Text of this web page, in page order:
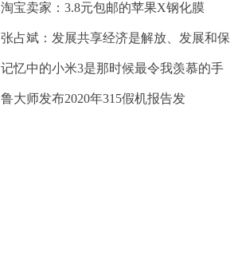
淘宝卖家：3.8元包邮的苹果X钢化膜
张占斌：发展共享经济是解放、发展和保
记忆中的小米3是那时候最令我羡慕的手
鲁大师发布2020年315假机报告发